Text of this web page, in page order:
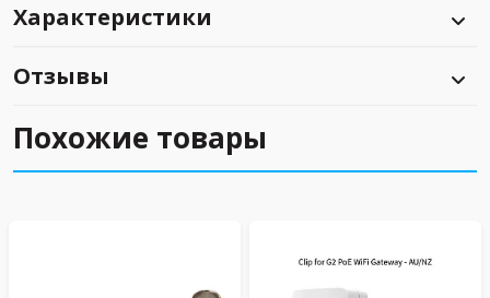
Характеристики
Отзывы
Похожие товары